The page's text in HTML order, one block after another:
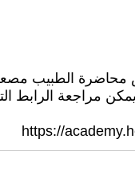
محاضرة الطبيب
يمكن مراجعة الرابط
https://